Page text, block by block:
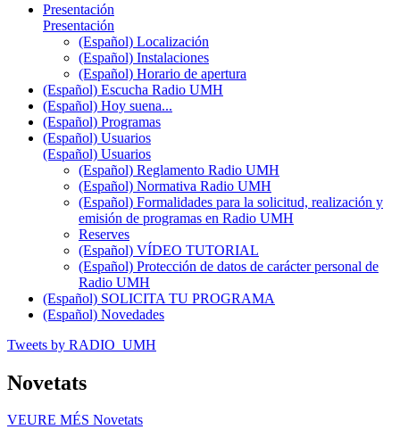
Presentación
Presentación
(Español) Localización
(Español) Instalaciones
(Español) Horario de apertura
(Español) Escucha Radio UMH
(Español) Hoy suena...
(Español) Programas
(Español) Usuarios
(Español) Usuarios
(Español) Reglamento Radio UMH
(Español) Normativa Radio UMH
(Español) Formalidades para la solicitud, realización y
emisión de programas en Radio UMH
Reserves
(Español) VÍDEO TUTORIAL
(Español) Protección de datos de carácter personal de
Radio UMH
(Español) SOLICITA TU PROGRAMA
(Español) Novedades
Tweets by RADIO_UMH
Novetats
VEURE MÉS Novetats